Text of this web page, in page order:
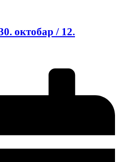
октобар / 12.